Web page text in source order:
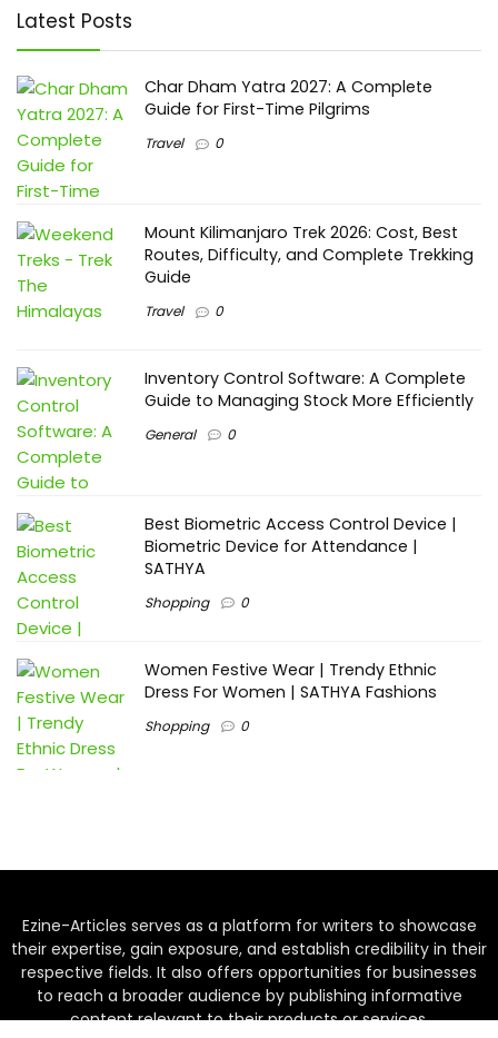
Latest Posts
Char Dham Yatra 2027: A Complete
Guide for First-Time Pilgrims
Travel 0
Mount Kilimanjaro Trek 2026: Cost, Best
Routes, Difficulty, and Complete Trekking
Guide
Travel 0
Inventory Control Software: A Complete
Guide to Managing Stock More Efficiently
General 0
Best Biometric Access Control Device |
Biometric Device for Attendance |
SATHYA
Shopping 0
Women Festive Wear | Trendy Ethnic
Dress For Women | SATHYA Fashions
Shopping 0
Ezine-Articles serves as a platform for writers to showcase
their expertise, gain exposure, and establish credibility in their
respective fields. It also offers opportunities for businesses
to reach a broader audience by publishing informative
content relevant to their products or services.